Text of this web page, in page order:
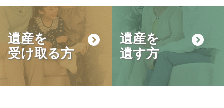
遺産を
受け取る方
遺産を
遺す方